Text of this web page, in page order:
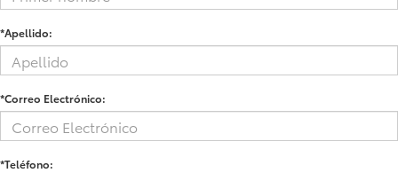
*Apellido:
*Correo Electrónico:
*Teléfono: